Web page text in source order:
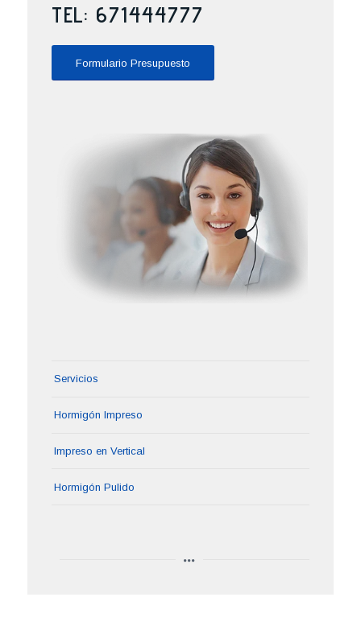
TEL: 671444777
Formulario Presupuesto
Servicios
Hormigón Impreso
Impreso en Vertical
Hormigón Pulido